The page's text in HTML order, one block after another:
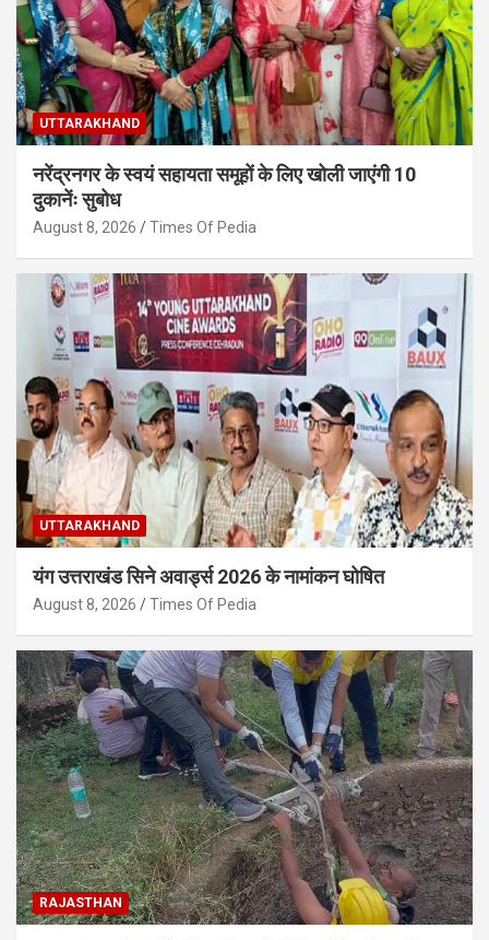
UTTARAKHAND
नरेंद्रनगर के स्वयं सहायता समूहों के लिए खोली जाएंगी 10
दुकानेंः सुबोध
August 8, 2026 Times Of Pedia
UTTARAKHAND
यंग उत्तराखंड सिने अवार्ड्स 2026 के नामांकन घोषित
August 8, 2026 Times Of Pedia
RAJASTHAN